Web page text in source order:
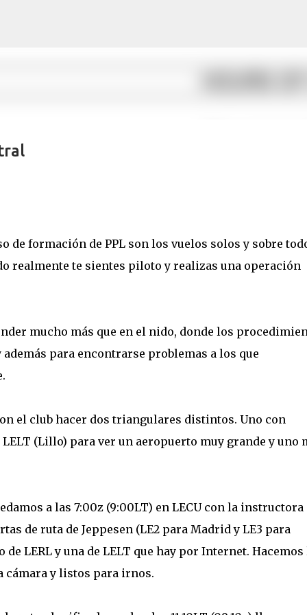
de formación de PPL son los vuelos solos y sobre
realmente te sientes piloto y realizas una operación
mucho más que en el nido, donde los
para encontrarse problemas a los que
el club hacer dos triangulares distintos. Uno con
(Lillo) para ver un aeropuerto muy grande y uno
a las 7:00z (9:00LT) en LECU con la instructora
de ruta de Jeppesen (LE2 para Madrid y LE3 para
LERL y una de LELT que hay por Internet. Hacemos
cámara y listos para irnos.